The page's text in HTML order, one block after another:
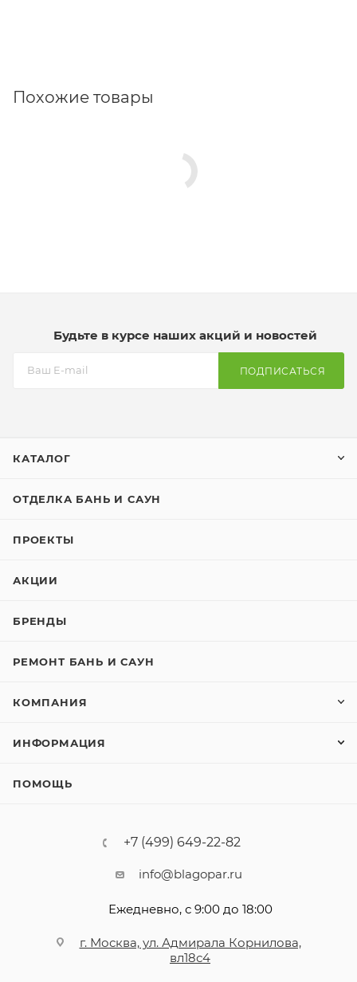
Похожие товары
Будьте в курсе наших акций и новостей
ПОДПИСАТЬСЯ
КАТАЛОГ
ОТДЕЛКА БАНЬ И САУН
ПРОЕКТЫ
АКЦИИ
БРЕНДЫ
РЕМОНТ БАНЬ И САУН
КОМПАНИЯ
ИНФОРМАЦИЯ
ПОМОЩЬ
+7 (499) 649-22-82
info@blagopar.ru
Ежедневно, с 9:00 до 18:00
г. Москва, ул. Адмирала Корнилова,
вл18с4